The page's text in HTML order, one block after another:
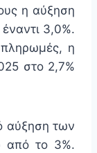
η αύξηση
3,0%.
η
στο 2,7%
αύξηση των
από το 3%.